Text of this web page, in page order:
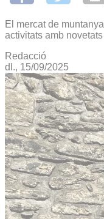
El mercat de
activitats amb
Redacció
dl., 15/09/2025